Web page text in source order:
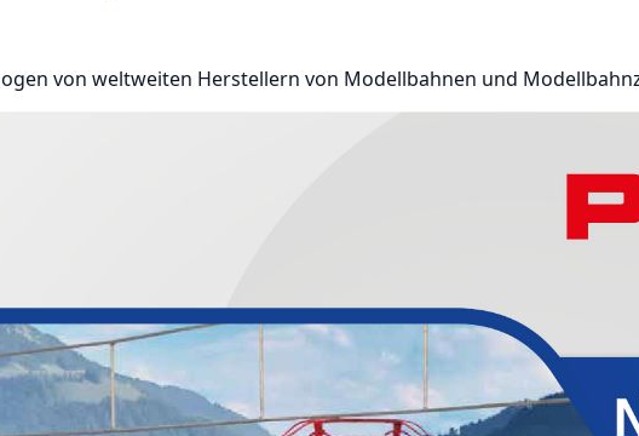
von weltweiten Herstellern von Modellbahnen und